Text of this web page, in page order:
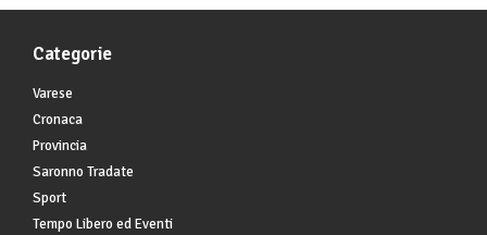
Categorie
Varese
Cronaca
Provincia
Saronno Tradate
Sport
Tempo Libero ed Eventi